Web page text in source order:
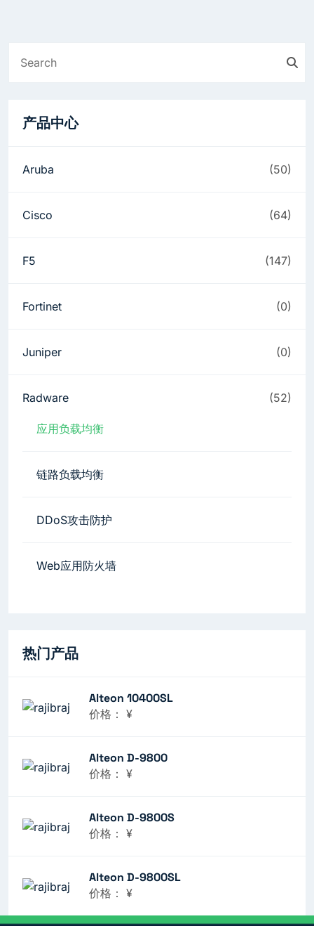
产品中心
Aruba (50)
Cisco (64)
F5 (147)
Fortinet (0)
Juniper (0)
Radware (52)
应用负载均衡
链路负载均衡
DDoS攻击防护
Web应用防火墙
热门产品
Alteon 10400SL
价格： ¥
Alteon D-9800
价格： ¥
Alteon D-9800S
价格： ¥
Alteon D-9800SL
价格： ¥